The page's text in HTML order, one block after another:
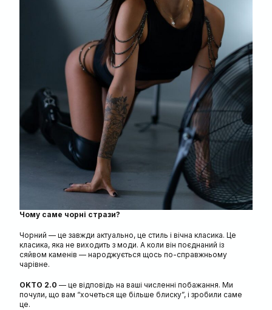
Чому саме чорні стрази?
Чорний — це завжди актуально, це стиль і вічна класика. Це
класика, яка не виходить з моди. А коли він поєднаний із
сяйвом каменів — народжується щось по-справжньому
чарівне.
OKTO 2.0 — це відповідь на ваші численні побажання. Ми
почули, що вам “хочеться ще більше блиску”, і зробили саме
це.